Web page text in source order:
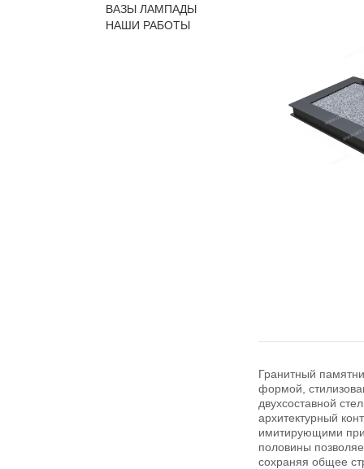
ВАЗЫ ЛАМПАДЫ
НАШИ РАБОТЫ
Гранитный
формой,
двухсоставной
архитектурный
имитирующими
половины
сохраняя общее